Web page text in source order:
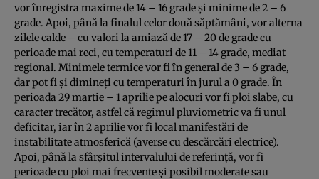
vor înregistra maxime de 14 – 16 grade şi minime de 2 – 6
grade. Apoi, până la finalul celor două săptămâni, vor alterna
zilele calde – cu valori la amiază de 17 – 20 de grade cu
perioade mai reci, cu temperaturi de 11 – 14 grade, mediat
regional. Minimele termice vor fi în general de 3 – 6 grade,
dar pot fi şi dimineţi cu temperaturi în jurul a 0 grade. În
perioada 29 martie – 1 aprilie pe alocuri vor fi ploi slabe, cu
caracter trecător, astfel că regimul pluviometric va fi unul
deficitar, iar în 2 aprilie vor fi local manifestări de
instabilitate atmosferică (averse cu descărcări electrice).
Apoi, până la sfârşitul intervalului de referinţă, vor fi
perioade cu ploi mai frecvente şi posibil moderate sau